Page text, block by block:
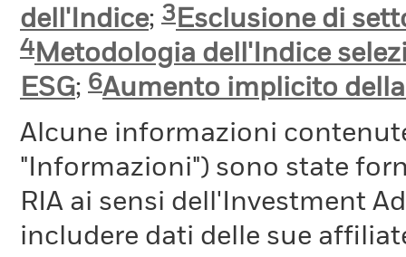
dell'Indice; 3Esclusione di
4Metodologia dell'Indice
ESG; 6Aumento implicito
Alcune informazioni
"Informazioni") sono state
RIA ai sensi dell'Investment
includere dati delle sue